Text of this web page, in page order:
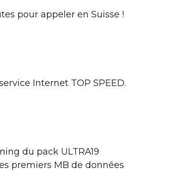
pour appeler en Suisse !
Internet TOP SPEED.
du pack ULTRA19
premiers MB de données